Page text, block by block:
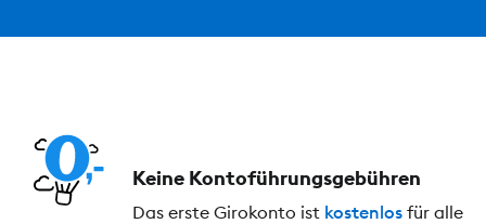
Keine Kontoführungs­gebühren
Das erste Girokonto ist kostenlos für alle